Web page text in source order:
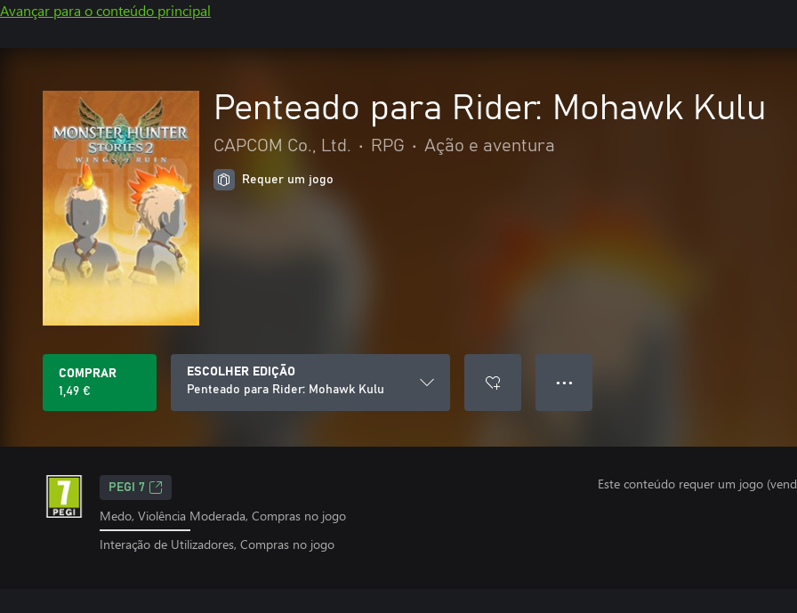
Avançar para o conteúdo principal
Penteado para Rider: Mohawk Kulu
CAPCOM Co., Ltd. • RPG • Ação e aventura
Requer um jogo
COMPRAR
1,49 €
ESCOLHER EDIÇÃO
Penteado para Rider: Mohawk Kulu
● ● ●
PEGI 7
Medo, Violência Moderada, Compras no jogo
Interação de Utilizadores, Compras no jogo
Este conteúdo requer um jogo